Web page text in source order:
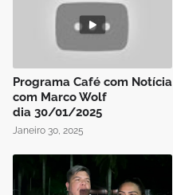
Programa Café com Notícia
com Marco Wolf
dia 30/01/2025
Janeiro 30, 2025